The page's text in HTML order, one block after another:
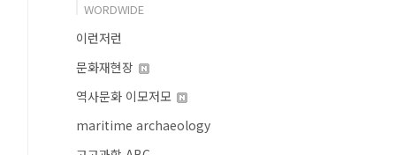
WORDWIDE
이런저런
문화재현장
역사문화 이모저모
maritime archaeology